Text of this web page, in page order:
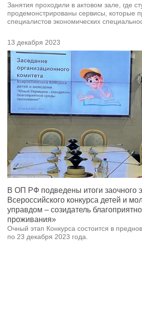
Занятия проходили в актовом зале, где
продемонстрированы сервисы, которые
специалистов экономических
13 декабря 2023
В ОП РФ подведены итоги заочного
Всероссийского конкурса детей и
управдом – созидатель
проживания»
Очный этап Конкурса состоится в
по 23 декабря 2023 года.